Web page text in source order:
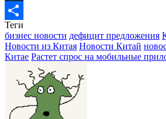
LiveJournal
Отправить
Теги
бизнес новости дефицит предложения
Новости из Китая Новости Китай
Китае Растет спрос на мобильные